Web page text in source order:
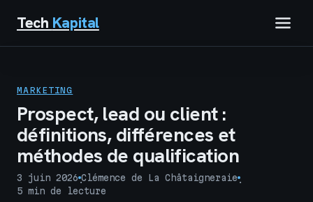
Tech Kapital
BUSINESS
MARKETING
MARKETING
Prospect, lead ou client :
définitions, différences et
méthodes de qualification
3 juin 2026
·
Clémence de La Châtaigneraie
·
5 min de lecture